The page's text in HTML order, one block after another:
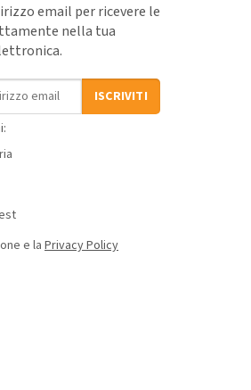
email per ricevere le
nella tua
ISCRIVITI
e la Privacy Policy